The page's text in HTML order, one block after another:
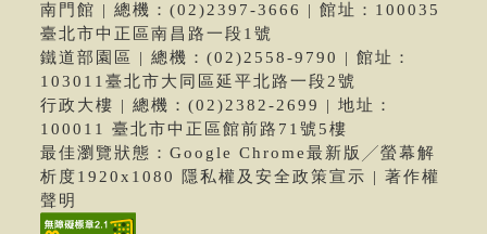
南門館 | 總機：(02)2397-3666 | 館址：100035
臺北市中正區南昌路一段1號
鐵道部園區 | 總機：(02)2558-9790 | 館址：
103011臺北市大同區延平北路一段2號
行政大樓 | 總機：(02)2382-2699 | 地址：
100011 臺北市中正區館前路71號5樓
最佳瀏覽狀態：Google Chrome最新版╱螢幕解
析度1920x1080 隱私權及安全政策宣示 | 著作權
聲明